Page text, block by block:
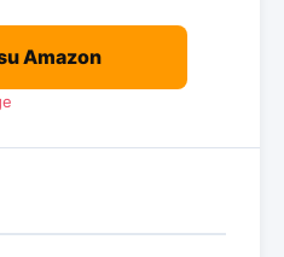
Amazon